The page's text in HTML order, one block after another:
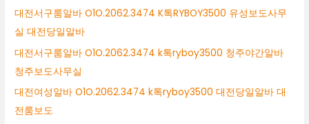
대전서구룸알바 O1O.2062.3474 K톡RYBOY3500 유성보도사무
실 대전당일알바
대전서구룸알바 O1O.2062.3474 k톡ryboy3500 청주야간알바
청주보도사무실
대전여성알바 O1O.2062.3474 k톡ryboy3500 대전당일알바 대
전룸보도